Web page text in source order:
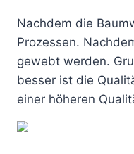
Produktseite
gewählt
werden
Nachdem die
Prozessen.
gewebt werden.
besser ist die
einer höheren